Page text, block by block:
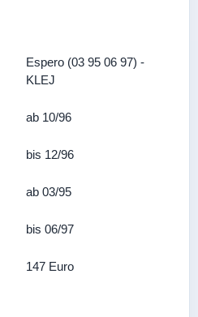
Espero (03 95 06 97) -
KLEJ
ab 10/96
bis 12/96
ab 03/95
bis 06/97
147 Euro